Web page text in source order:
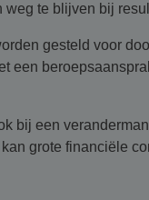
te blijven bij
gesteld voor
een
bij een
grote financiële